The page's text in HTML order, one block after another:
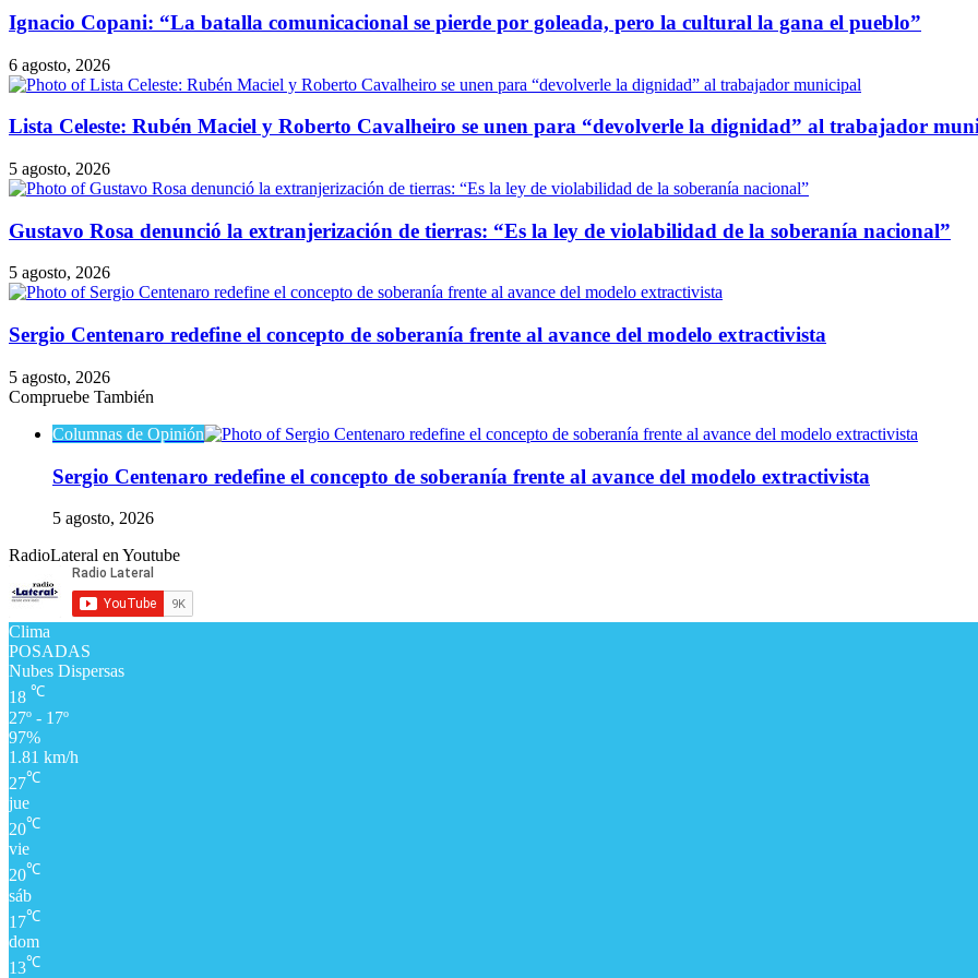
Ignacio Copani: “La batalla comunicacional se pierde por goleada, pero la cultural la gana el pueblo”
6 agosto, 2026
Lista Celeste: Rubén Maciel y Roberto Cavalheiro se unen para “devolverle la dignidad” al trabajador
5 agosto, 2026
Gustavo Rosa denunció la extranjerización de tierras: “Es la ley de violabilidad de la soberanía nacional”
5 agosto, 2026
Sergio Centenaro redefine el concepto de soberanía frente al avance del modelo extractivista
5 agosto, 2026
Compruebe También
Columnas de Opinión
Sergio Centenaro redefine el concepto de soberanía frente al avance del modelo extractivista
5 agosto, 2026
RadioLateral en Youtube
Clima
POSADAS
Nubes Dispersas
18 ℃
27º - 17º
97%
1.81 km/h
27℃
jue
20℃
vie
20℃
sáb
17℃
dom
13℃